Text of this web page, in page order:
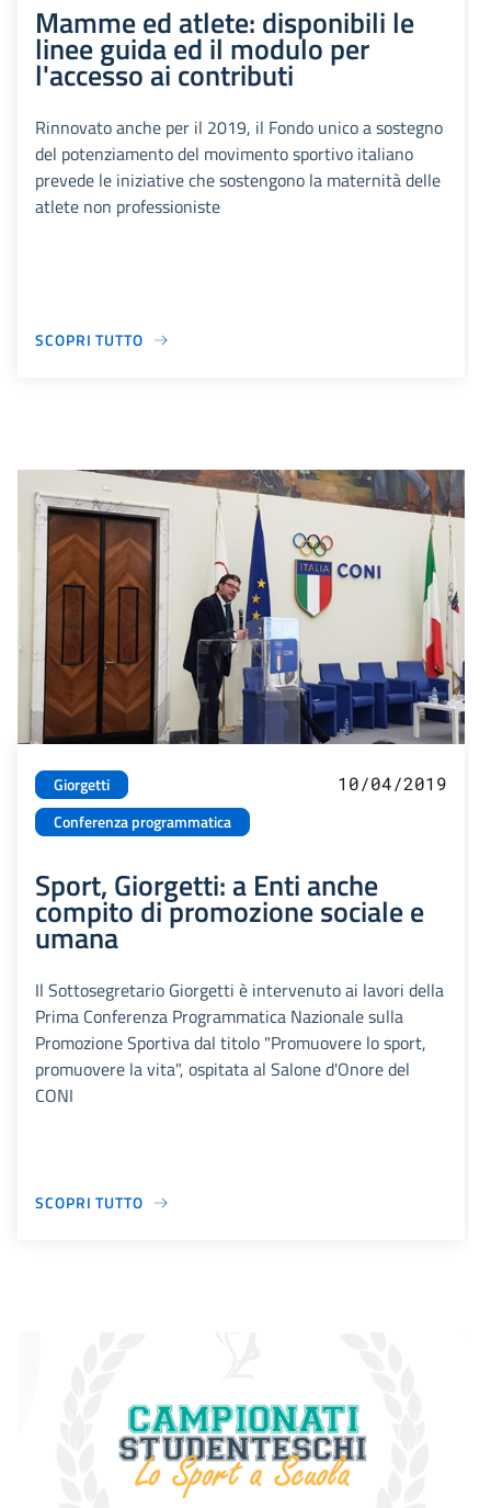
Mamme ed atlete: disponibili le
linee guida ed il modulo per
l'accesso ai contributi
Rinnovato anche per il 2019, il Fondo unico a sostegno
del potenziamento del movimento sportivo italiano
prevede le iniziative che sostengono la maternità delle
atlete non professioniste
SCOPRI TUTTO
Giorgetti
Conferenza programmatica
10/04/2019
Sport, Giorgetti: a Enti anche
compito di promozione sociale e
umana
Il Sottosegretario Giorgetti è intervenuto ai lavori della
Prima Conferenza Programmatica Nazionale sulla
Promozione Sportiva dal titolo "Promuovere lo sport,
promuovere la vita", ospitata al Salone d'Onore del
CONI
SCOPRI TUTTO